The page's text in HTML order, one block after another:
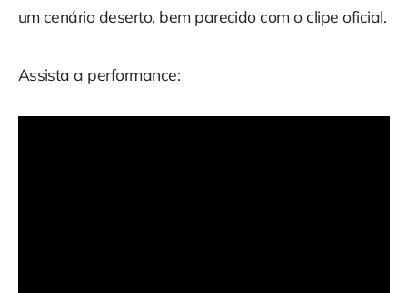
um cenário deserto, bem parecido com o clipe oficial.
Assista a performance: